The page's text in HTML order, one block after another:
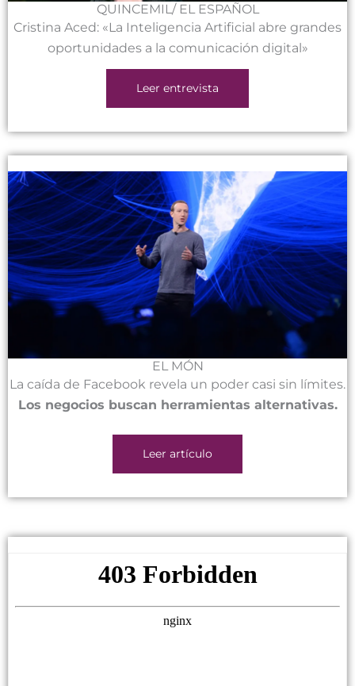
QUINCEMIL/ EL ESPAÑOL
Cristina Aced: «La Inteligencia Artificial abre grandes
oportunidades a la comunicación digital»
Leer entrevista
EL MÓN
La caída de Facebook revela un poder casi sin límites.
Los negocios buscan herramientas alternativas.
Leer artículo